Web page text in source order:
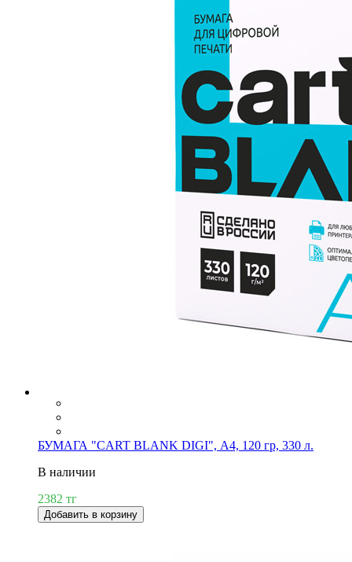
БУМАГА "CART BLANK DIGI", А4, 120 гр, 330 л.
В наличии
2382 тг
Добавить в корзину